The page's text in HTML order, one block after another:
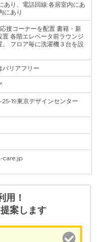
あり、電話回線:各居室内にあ
にあり
接コーナーを配置 書籍・新
各階エレベータ前ラウンジ
フロア毎に洗濯機３台を設
バリアフリー
19東京デザインセンター
用！
案します